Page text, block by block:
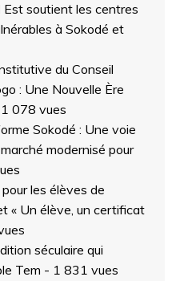
Est soutient les centres
à Sokodé et
du Conseil
: Une Nouvelle Ère
078 vues
Sokodé : Une voie
modernisé pour
pour les élèves de
« Un élève, un certificat
séculaire qui
Tem - 1 831 vues